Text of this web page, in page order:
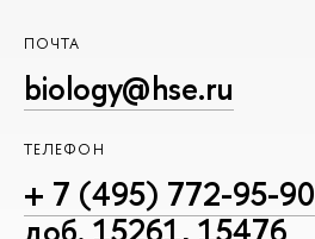
ПОЧТА
biology@hse.ru
ТЕЛЕФОН
+ 7 (495) 772-95-90
доб. 15261, 15476